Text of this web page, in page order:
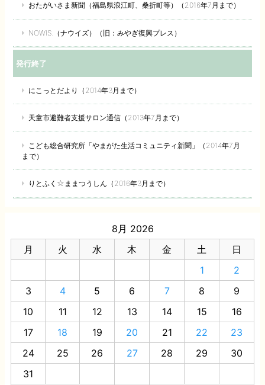
おたがいさま新聞（福島県浪江町、桑折町等）（2016年7月まで）
NOWIS.（ナウイズ）（旧：みやぎ復興プレス）
発行終了
にこっとだより（2014年3月まで）
天童市避難者支援サロン通信（2013年7月まで）
こども総合研究所「やまがた生活コミュニティ新聞」（2014年7月
まで）
りとふく☆ままつうしん（2016年3月まで）
8月 2026
月
火 水 木 金 土
日
1
2
3
4 5 6 7 8
9
10
11 12 13 14 15
16
17
18 19 20 21 22
23
24
25 26 27 28 29
30
31